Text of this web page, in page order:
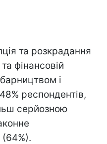
та розкрадання
фінансовій
і
респондентів,
серйозною
(64%).